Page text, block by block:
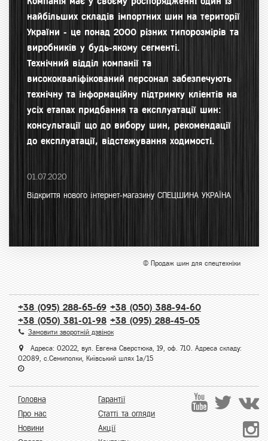
найбільших складів імпортних шин на території
України - це понад 2000 різних типорозмірів та
виробників у будь-якому сегменті.
Технічний відділ компанії та
висококваліфікований персонал забезпечують
технічну та інформаційну підтримку кліентів на
усіх етапах придбання та експлуатації шин:
консультації що до вибору шин, рекомендації
до експлуатації, відстежування ходимості.
01.07.2020
Відкриття нового інтернет-магазину СПЕЦШИНА УКРАЇНА
© Продаж шин для спецтехніки
+38 (095) 288-65-69 +38 (050) 388-94-60
+38 (050) 381-01-98 +38 (095) 288-45-05
Замовити зворотній дзвінок
Адреса: 02022, вул. Евгена Сверстюка, 19, оф. 710. Адреса складу:
02089, с.Семиполки, Київський шлях 1а/15
Головна
Про нас
Новини
Гарантії
Статті та огляди
Акції